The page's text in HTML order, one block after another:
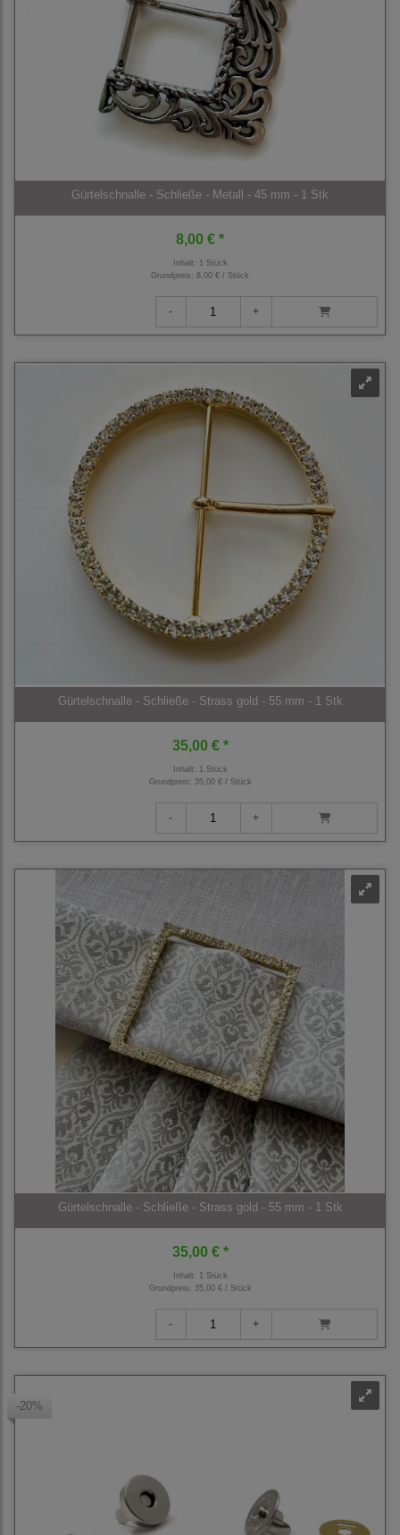
Gürtelschnalle - Schließe - Metall - 45 mm - 1 Stk
8,00 € *
Inhalt: 1 Stück
Grundpreis: 8,00 € / Stück
Gürtelschnalle - Schließe - Strass gold - 55 mm - 1 Stk
35,00 € *
Inhalt: 1 Stück
Grundpreis: 35,00 € / Stück
Gürtelschnalle - Schließe - Strass gold - 55 mm - 1 Stk
35,00 € *
Inhalt: 1 Stück
Grundpreis: 35,00 € / Stück
-20%